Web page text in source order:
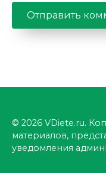
© 2026 VDiete.ru.
материалов,
уведомления